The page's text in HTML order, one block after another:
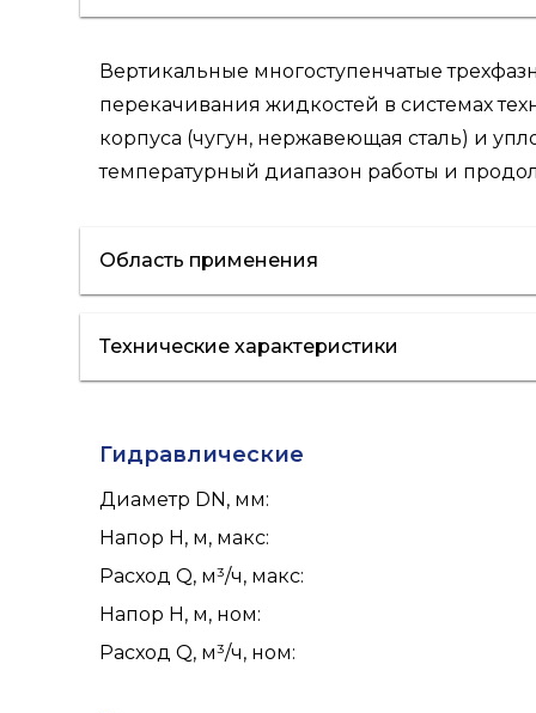
Вертикальные многоступенчатые
перекачивания жидкостей в системах
корпуса (чугун, нержавеющая сталь) и
температурный диапазон работы и
Область применения
отопление
полив
Технические характеристики
Гидравлические
Диаметр DN, мм:
Напор H, м, макс:
Расход Q, м³/ч, макс:
Напор H, м, ном:
Расход Q, м³/ч, ном: